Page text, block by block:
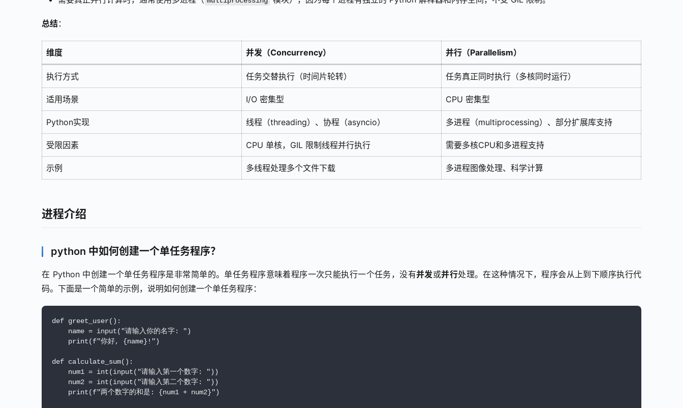
总结：
维度 并发（Concurrency） 并行（Parallelism）
执行方式 任务交替执行（时间片轮转） 任务真正同时执行（多核同时运行）
适用场景 I/O 密集型 CPU 密集型
Python实现 线程（threading）、协程（asyncio） 多进程（multiprocessing）、部分扩展库支持
受限因素 CPU 单核，GIL 限制线程并行执行 需要多核CPU和多进程支持
示例 多线程处理多个文件下载 多进程图像处理、科学计算
进程介绍
python 中如何创建一个单任务程序？
在 Python 中创建一个单任务程序是非常简单的。单任务程序意味着程序一次只能执行一个任务，没有并发或并行处理。在这种情况下，程序会从上到下顺序执行代
码。下面是一个简单的示例，说明如何创建一个单任务程序：
def greet_user():
    name = input("请输入你的名字: ")
    print(f"你好, {name}!")
def calculate_sum():
    num1 = int(input("请输入第一个数字: "))
    num2 = int(input("请输入第二个数字: "))
    print(f"两个数字的和是: {num1 + num2}")